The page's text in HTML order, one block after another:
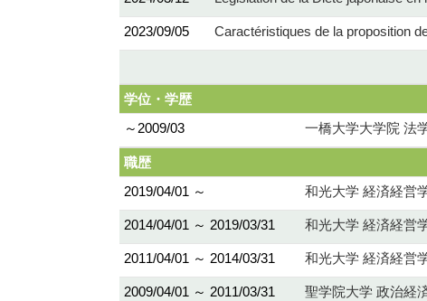
2023/09/05 Caractéristiques de la proposition
学位・学歴
～2009/03
一橋大学大学院 法
職歴
2019/04/01 ～
和光大学 経済経営
2014/04/01 ～ 2019/03/31 和光大学 経済経営
2011/04/01 ～ 2014/03/31 和光大学 経済経営
2009/04/01 ～ 2011/03/31 聖学院大学 政治経